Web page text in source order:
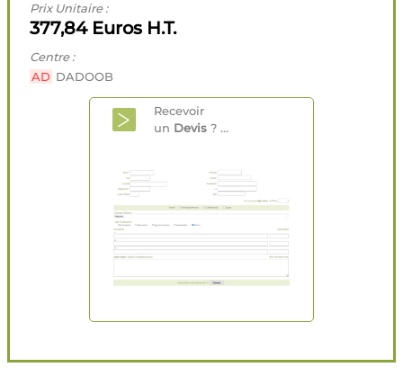
Prix Unitaire :
377,84 Euros H.T.
Centre :
AD DADOOB
Recevoir
un Devis ? ...